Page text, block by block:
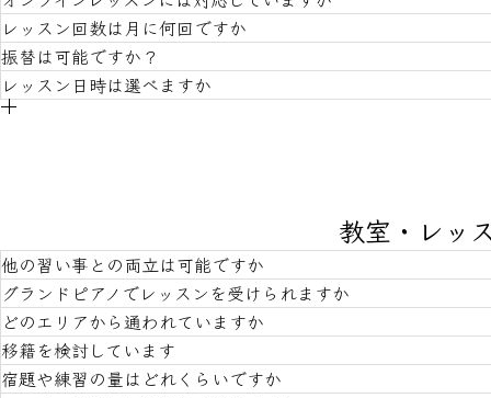
いいえ。ピアノをどう響すかを大切にしておりますので
ん。コンクール前やレッスンをお休みされたりした場合
レッスン回数は月に何回ですか
年間40回（発表会含む）ですので、毎月３〜４回のレッ
ことなく深められる時間だと思っております。
振替は可能ですか？
レッスン日時は選べますか
教室・レッ
他の習い事との両立は可能ですか
もちろんです。メインの習い事の傍らでピアノを続けた
っています。
グランドピアノでレッスンを受けられますか
もちろんです。小さいうちは生徒さん側のピアノ近くに
で確認しあうレッスンを行います。
どのエリアから通われていますか
相模原市の中央区・緑区のほか、愛川町からいらっしゃ
移籍を検討しています
宿題や練習の量はどれくらいですか